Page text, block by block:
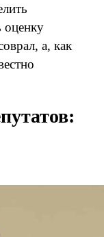
оценку
а, как